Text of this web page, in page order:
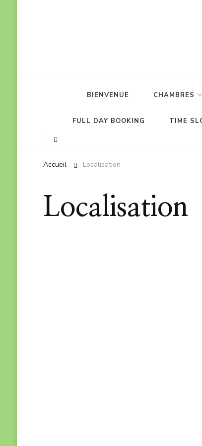
BIENVENUE CHAMBRES
FULL DAY BOOKING TIME
Accueil Localisation
Localisation